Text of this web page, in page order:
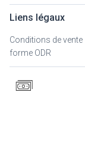
Liens légaux
Conditions de vente
forme ODR